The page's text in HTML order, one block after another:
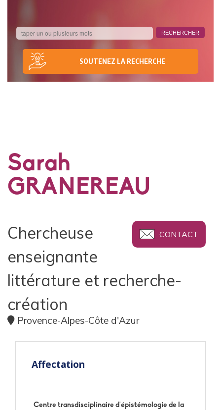
SOUTENEZ LA RECHERCHE
Sarah
GRANEREAU
CONTACT
Chercheuse
enseignante
littérature et recherche-
création
Provence-Alpes-Côte d'Azur
Affectation
Centre transdisciplinaire d'épistémologie de la